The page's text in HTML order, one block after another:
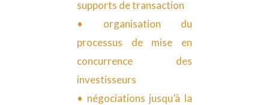
supports de transaction
• organisation du
processus de mise en
concurrence des
investisseurs
• négociations jusqu’à la